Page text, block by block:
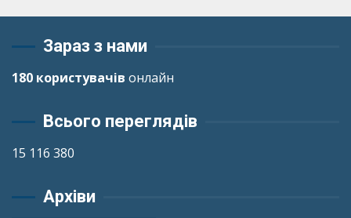
Зараз з нами
180 користувачів онлайн
Всього переглядів
15 116 380
Архіви